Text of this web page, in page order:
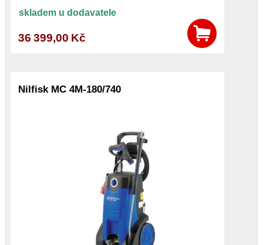
skladem u dodavatele
36 399,00 Kč
Nilfisk MC 4M-180/740